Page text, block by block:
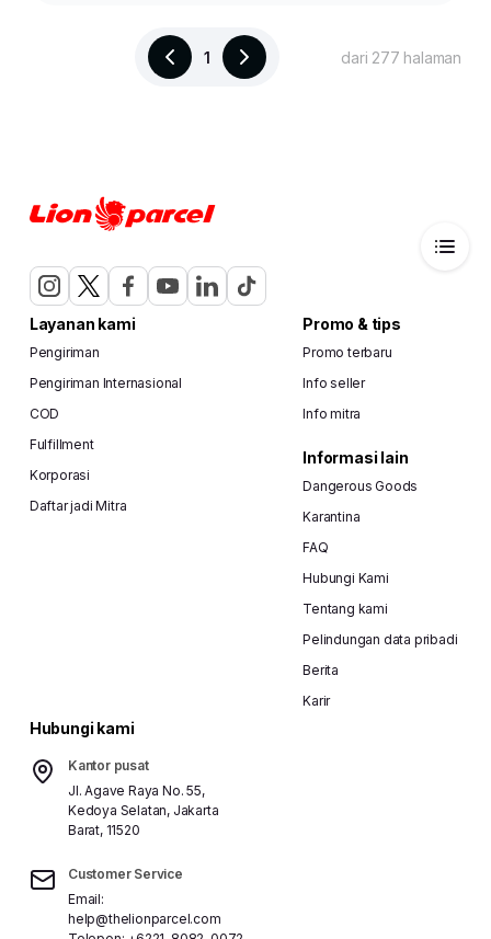
1 dari 277 halaman
Layanan kami
Pengiriman
Pengiriman Internasional
COD
Fulfillment
Korporasi
Daftar jadi Mitra
Promo & tips
Promo terbaru
Info seller
Info mitra
Informasi lain
Dangerous Goods
Karantina
FAQ
Hubungi Kami
Tentang kami
Pelindungan data pribadi
Berita
Karir
Hubungi kami
Kantor pusat
Jl. Agave Raya No. 55,
Kedoya Selatan, Jakarta
Barat, 11520
Customer Service
Email:
help@thelionparcel.com